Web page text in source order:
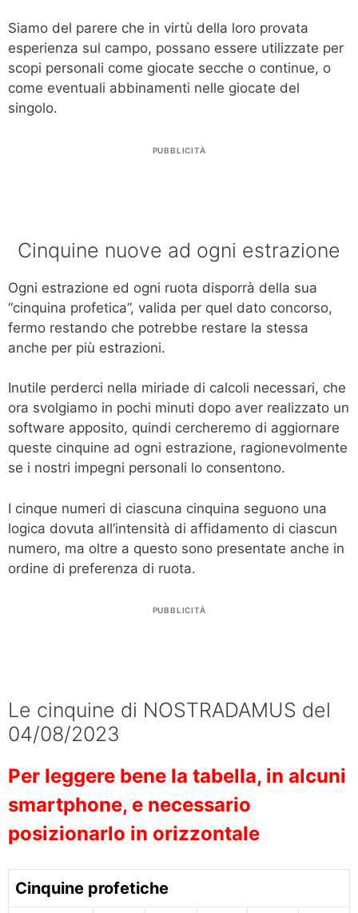
Siamo del parere che in virtù della loro provata
esperienza sul campo, possano essere utilizzate per
scopi personali come giocate secche o continue, o
come eventuali abbinamenti nelle giocate del
singolo.
PUBBLICITÀ
Cinquine nuove ad ogni estrazione
Ogni estrazione ed ogni ruota disporrà della sua
“cinquina profetica”, valida per quel dato concorso,
fermo restando che potrebbe restare la stessa
anche per più estrazioni.
Inutile perderci nella miriade di calcoli necessari, che
ora svolgiamo in pochi minuti dopo aver realizzato un
software apposito, quindi cercheremo di aggiornare
queste cinquine ad ogni estrazione, ragionevolmente
se i nostri impegni personali lo consentono.
I cinque numeri di ciascuna cinquina seguono una
logica dovuta all’intensità di affidamento di ciascun
numero, ma oltre a questo sono presentate anche in
ordine di preferenza di ruota.
PUBBLICITÀ
Le cinquine di NOSTRADAMUS del
04/08/2023
Per leggere bene la tabella, in alcuni
smartphone, e necessario
posizionarlo in orizzontale
Cinquine profetiche